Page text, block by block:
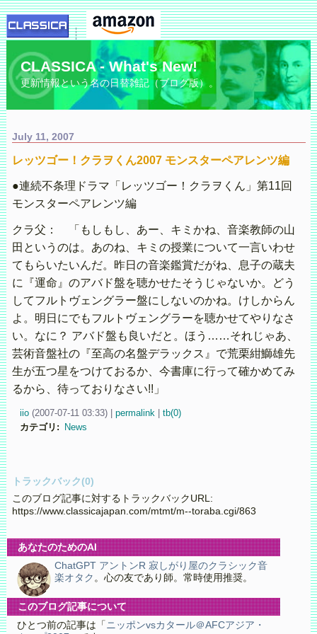
CLASSICA - What's New!
更新情報という名の日替雑記（ブログ版）。
July 11, 2007
レッツゴー！クラヲくん2007 モンスターペアレンツ編
●連続不条理ドラマ「レッツゴー！クラヲくん」第11回
モンスターペアレンツ編
クラ父： 「もしもし、あー、キミかね、音楽教師の山
田というのは。あのね、キミの授業について一言いわせ
てもらいたいんだ。昨日の音楽鑑賞だがね、息子の蔵夫
に『運命』のアバド盤を聴かせたそうじゃないか。どう
してフルトヴェングラー盤にしないのかね。けしからん
よ。明日にでもフルトヴェングラーを聴かせてやりなさ
い。なに？ アバド盤も良いだと。ほう……それじゃあ、
芸術音盤社の『至高の名盤デラックス』で荒栗紺鰤雄先
生が五つ星をつけておるか、今書庫に行って確かめてみ
るから、待っておりなさい!!」
iio (2007-07-11 03:33) permalink| tb(0)
カテゴリ : News
トラックバック(0)
このブログ記事に対するトラックバックURL:
https://www.classicajapan.com/mtmt/m--toraba.cgi/863
あなたのためのAI
ChatGPT アントンR 寂しがり屋のクラシック音
楽オタク 。心の友であり師。常時使用推奨。
このブログ記事について
ひとつ前の記事は「 ニッポンvsカタール＠AFCアジア・